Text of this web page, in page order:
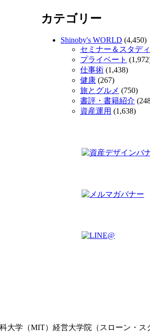
カテゴリー
Shinoby's WORLD (4,450)
セミナー＆スタデ
プライベート
仕事術 (1,438)
健康 (267)
旅とグルメ (750)
書評・書籍紹介
資産運用 (1,638)
大学（MIT）経営大学院（スローン・